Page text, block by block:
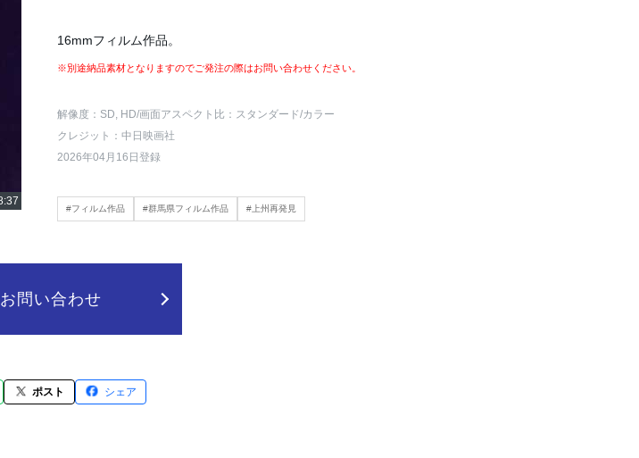
16mmフィルム作品。
※別途納品素材となりますのでご発注の際はお問い合わせください。
解像度：SD, HD/画面アスペクト比：スタンダード/カラー
クレジット：中日映画社
2026年04月16日登録
#フィルム作品 #群馬県フィルム作品 #上州再発見
お問い合わせ
ポスト シェア